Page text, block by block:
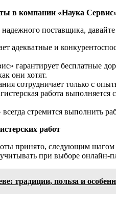
в компании «Наука
поставщика,
адекватные и
гарантирует бесплатные
они хотят.
сотрудничает только с
работа выполняется
стремится выполнить
работ
принято, следующим
при выборе онлайн-
традиции, польза и